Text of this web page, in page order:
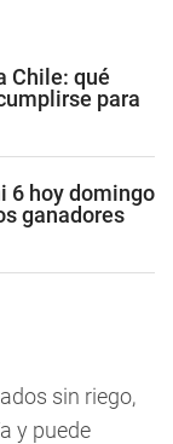
Chile: qué
para
6 hoy domingo
ganadores
sin riego,
y puede